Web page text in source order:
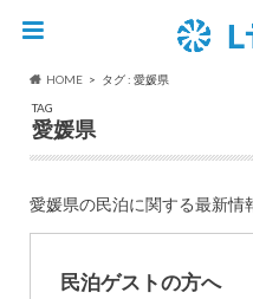
HOME
タグ : 愛媛県
TAG
愛媛県
愛媛県の民泊に関する最新情
民泊ゲストの方へ